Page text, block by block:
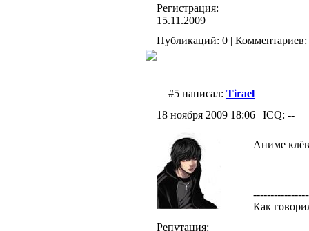
Регистрация:
15.11.2009
Публикаций: 0 | Комментариев:
#5 написал: Tirael
18 ноября 2009 18:06 | ICQ: --
Репутация:
Аниме
Как